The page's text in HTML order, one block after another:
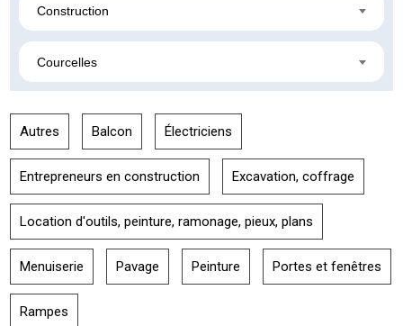
Construction
Courcelles
Autres Balcon Électriciens
Entrepreneurs en construction Excavation, coffrage
Location d'outils, peinture, ramonage, pieux, plans
Menuiserie Pavage Peinture Portes et fenêtres
Rampes